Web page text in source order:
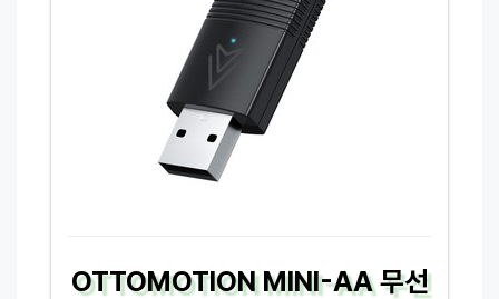
OTTOMOTION MINI-AA 무선